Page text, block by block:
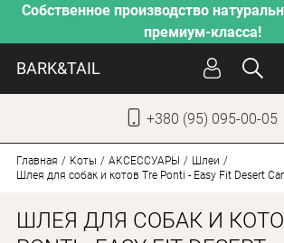
Собственное производство
премиум-класса!
BARK&TAIL
+380 (95) 095-00-05
УХОД
Главная Коты АКСЕССУАРЫ
Шлеи
Шлея для собак и котов Tre Ponti - Easy Fit Desert
ШЛЕЯ ДЛЯ СОБАК И